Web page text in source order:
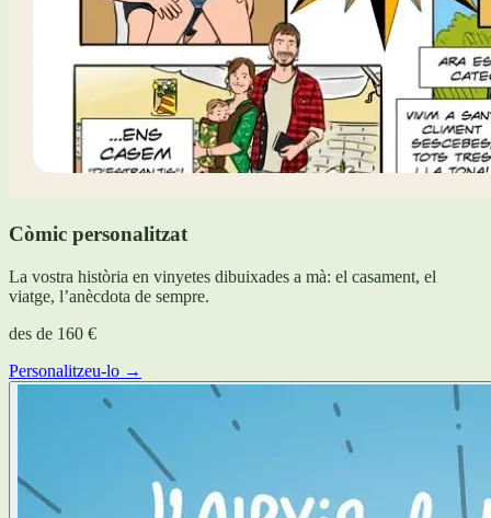
Còmic personalitzat
La vostra història en vinyetes dibuixades a mà: el casament, el
viatge, l’anècdota de sempre.
des de 160 €
Personalitzeu-lo →